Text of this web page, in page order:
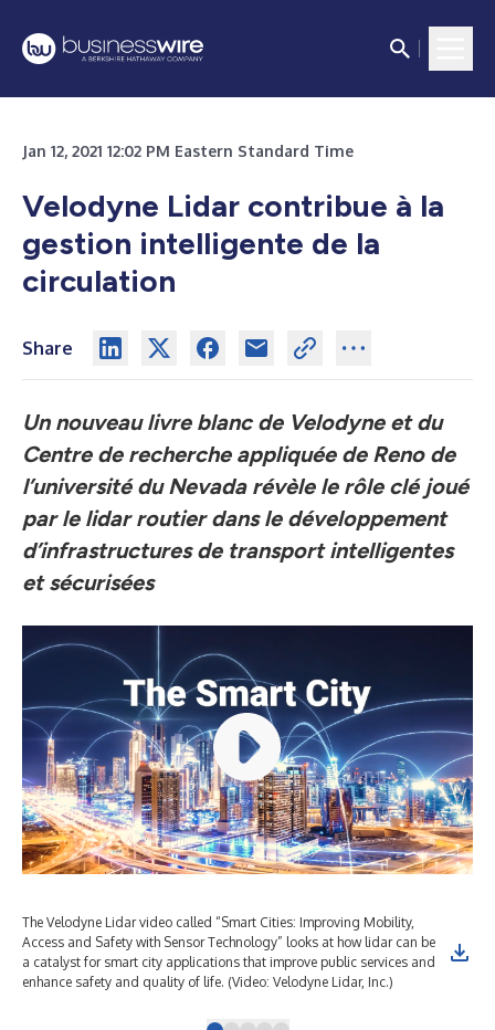
Jan 12, 2021 12:02 PM Eastern Standard Time
Velodyne Lidar contribue à la
gestion intelligente de la
circulation
Share
Un nouveau livre blanc de Velodyne et du
Centre de recherche appliquée de Reno de
l’université du Nevada révèle le rôle clé joué
par le lidar routier dans le développement
d’infrastructures de transport intelligentes
et sécurisées
The Velodyne Lidar video called “Smart Cities: Improving Mobility,
Access and Safety with Sensor Technology” looks at how lidar can be
a catalyst for smart city applications that improve public services and
enhance safety and quality of life. (Video: Velodyne Lidar, Inc.)